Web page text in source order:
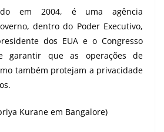
em 2004, é uma agência
dentro do Poder Executivo,
dos EUA e o Congresso
garantir que as operações de
também protejam a privacidade
Kurane em Bangalore)